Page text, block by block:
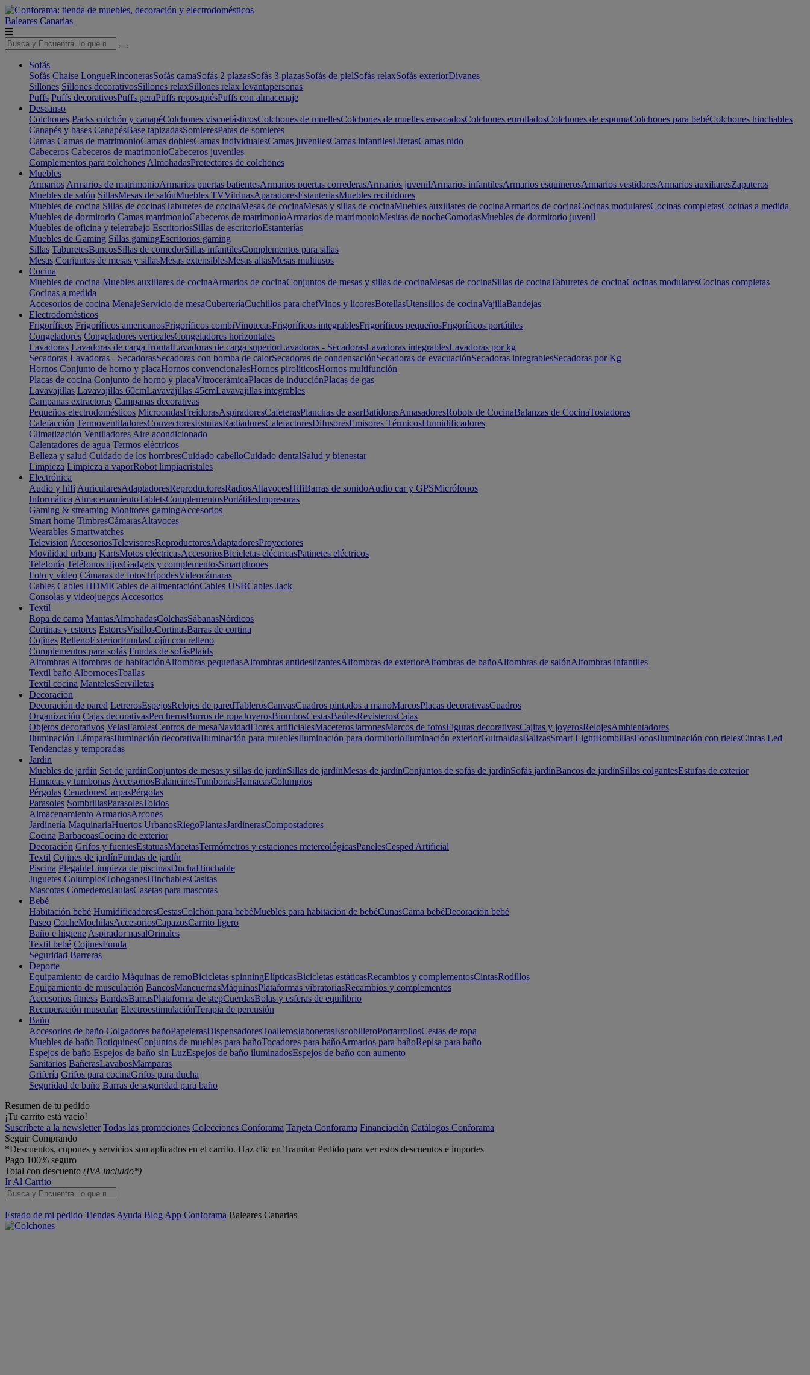
Baleares Canarias
Sofás
Sofás Chaise LongueRinconerasSofás camaSofás 2 plazasSofás 3 plazasSofás de pielSofás relaxSofás exteriorDivanes
Sillones Sillones decorativosSillones relaxSillones relax levantapersonas
Puffs Puffs decorativosPuffs peraPuffs reposapiésPuffs con almacenaje
Descanso
Colchones Packs colchón y canapéColchones viscoelásticosColchones de muellesColchones de muelles ensacadosColchones enrolladosColchones de espumaColchones para bebéColchones hinchables
Canapés y bases CanapésBase tapizadasSomieresPatas de somieres
Camas Camas de matrimonioCamas doblesCamas individualesCamas juvenilesCamas infantilesLiterasCamas nido
Cabeceros Cabeceros de matrimonioCabeceros juveniles
Complementos para colchones AlmohadasProtectores de colchones
Muebles
Armarios Armarios de matrimonioArmarios puertas batientesArmarios puertas correderasArmarios juvenilArmarios infantilesArmarios esquinerosArmarios vestidoresArmarios auxiliaresZapateros
Muebles de salón SillasMesas de salónMuebles TVVitrinasAparadoresEstanteriasMuebles recibidores
Muebles de cocina Sillas de cocinasTaburetes de cocinaMesas de cocinaMesas y sillas de cocinaMuebles auxiliares de cocinaArmarios de cocinaCocinas modularesCocinas completasCocinas a medida
Muebles de dormitorio Camas matrimonioCabeceros de matrimonioArmarios de matrimonioMesitas de nocheComodasMuebles de dormitorio juvenil
Muebles de oficina y teletrabajo EscritoriosSillas de escritorioEstanterías
Muebles de Gaming Sillas gamingEscritorios gaming
Sillas TaburetesBancosSillas de comedorSillas infantilesComplementos para sillas
Mesas Conjuntos de mesas y sillasMesas extensiblesMesas altasMesas multiusos
Cocina
Muebles de cocina Muebles auxiliares de cocinaArmarios de cocinaConjuntos de mesas y sillas de cocinaMesas de cocinaSillas de cocinaTaburetes de cocinaCocinas modularesCocinas completas
Cocinas a medida
Accesorios de cocina MenajeServicio de mesaCuberteríaCuchillos para chefVinos y licoresBotellasUtensilios de cocinaVajillaBandejas
Electrodomésticos
Frigoríficos Frigoríficos americanosFrigoríficos combiVinotecasFrigoríficos integrablesFrigoríficos pequeñosFrigoríficos portátiles
Congeladores Congeladores verticalesCongeladores horizontales
Lavadoras Lavadoras de carga frontalLavadoras de carga superiorLavadoras - SecadorasLavadoras integrablesLavadoras por kg
Secadoras Lavadoras - SecadorasSecadoras con bomba de calorSecadoras de condensaciónSecadoras de evacuaciónSecadoras integrablesSecadoras por Kg
Hornos Conjunto de horno y placaHornos convencionalesHornos pirolíticosHornos multifunción
Placas de cocina Conjunto de horno y placaVitrocerámicaPlacas de inducciónPlacas de gas
Lavavajillas Lavavajillas 60cmLavavajillas 45cmLavavajillas integrables
Campanas extractoras Campanas decorativas
Pequeños electrodomésticos MicroondasFreidorasAspiradoresCafeterasPlanchas de asarBatidorasAmasadoresRobots de CocinaBalanzas de CocinaTostadoras
Calefacción TermoventiladoresConvectoresEstufasRadiadoresCalefactoresDifusoresEmisores TérmicosHumidificadores
Climatización Ventiladores Aire acondicionado
Calentadores de agua Termos eléctricos
Belleza y salud Cuidado de los hombresCuidado cabelloCuidado dentalSalud y bienestar
Limpieza Limpieza a vaporRobot limpiacristales
Electrónica
Audio y hifi AuricularesAdaptadoresReproductoresRadiosAltavocesHifiBarras de sonidoAudio car y GPSMicrófonos
Informática AlmacenamientoTabletsComplementosPortátilesImpresoras
Gaming & streaming Monitores gamingAccesorios
Smart home TimbresCámarasAltavoces
Wearables Smartwatches
Televisión AccesoriosTelevisoresReproductoresAdaptadoresProyectores
Movilidad urbana KartsMotos eléctricasAccesoriosBicicletas eléctricasPatinetes eléctricos
Telefonía Teléfonos fijosGadgets y complementosSmartphones
Foto y vídeo Cámaras de fotosTrípodesVideocámaras
Cables Cables HDMICables de alimentaciónCables USBCables Jack
Consolas y videojuegos Accesorios
Textil
Ropa de cama MantasAlmohadasColchasSábanasNórdicos
Cortinas y estores EstoresVisillosCortinasBarras de cortina
Cojines RellenoExteriorFundasCojín con relleno
Complementos para sofás Fundas de sofásPlaids
Alfombras Alfombras de habitaciónAlfombras pequeñasAlfombras antideslizantesAlfombras de exteriorAlfombras de bañoAlfombras de salónAlfombras infantiles
Textil baño AlbornocesToallas
Textil cocina MantelesServilletas
Decoración
Decoración de pared LetrerosEspejosRelojes de paredTablerosCanvasCuadros pintados a manoMarcosPlacas decorativasCuadros
Organización Cajas decorativasPercherosBurros de ropaJoyerosBiombosCestasBaúlesRevisterosCajas
Objetos decorativos VelasFarolesCentros de mesaNavidadFlores artificialesMaceterosJarronesMarcos de fotosFiguras decorativasCajitas y joyerosRelojesAmbientadores
Iluminación LámparasIluminación decorativaIluminación para mueblesIluminación para dormitorioIluminación exteriorGuirnaldasBalizasSmart LightBombillasFocosIluminación con rielesCintas Led
Tendencias y temporadas
Jardín
Muebles de jardín Set de jardínConjuntos de mesas y sillas de jardínSillas de jardínMesas de jardínConjuntos de sofás de jardínSofás jardínBancos de jardínSillas colgantesEstufas de exterior
Hamacas y tumbonas AccesoriosBalancinesTumbonasHamacasColumpios
Pérgolas CenadoresCarpasPérgolas
Parasoles SombrillasParasolesToldos
Almacenamiento ArmariosArcones
Jardinería MaquinariaHuertos UrbanosRiegoPlantasJardinerasCompostadores
Cocina BarbacoasCocina de exterior
Decoración Grifos y fuentesEstatuasMacetasTermómetros y estaciones metereológicasPanelesCesped Artificial
Textil Cojines de jardínFundas de jardín
Piscina PlegableLimpieza de piscinasDuchaHinchable
Juguetes ColumpiosToboganesHinchablesCasitas
Mascotas ComederosJaulasCasetas para mascotas
Bebé
Habitación bebé HumidificadoresCestasColchón para bebéMuebles para habitación de bebéCunasCama bebéDecoración bebé
Paseo CocheMochilasAccesoriosCapazosCarrito ligero
Baño e higiene Aspirador nasalOrinales
Textil bebé CojinesFunda
Seguridad Barreras
Deporte
Equipamiento de cardio Máquinas de remoBicicletas spinningElípticasBicicletas estáticasRecambios y complementosCintasRodillos
Equipamiento de musculación BancosMancuernasMáquinasPlataformas vibratoriasRecambios y complementos
Accesorios fitness BandasBarrasPlataforma de stepCuerdasBolas y esferas de equilibrio
Recuperación muscular ElectroestimulaciónTerapia de percusión
Baño
Accesorios de baño Colgadores bañoPapelerasDispensadoresToallerosJabonerasEscobilleroPortarrollosCestas de ropa
Muebles de baño BotiquinesConjuntos de muebles para bañoTocadores para bañoArmarios para bañoRepisa para baño
Espejos de baño Espejos de baño sin LuzEspejos de baño iluminadosEspejos de baño con aumento
Sanitarios BañerasLavabosMamparas
Grifería Grifos para cocinaGrifos para ducha
Seguridad de baño Barras de seguridad para baño
Resumen de tu pedido
¡Tu carrito está vacío!
Suscríbete a la newsletter Todas las promociones Colecciones Conforama Tarjeta Conforama Financiación Catálogos Conforama
Seguir Comprando
*Descuentos, cupones y servicios son aplicados en el carrito. Haz clic en Tramitar Pedido para ver estos descuentos e importes
Pago 100% seguro
Total con descuento (IVA incluido*)
Ir Al Carrito
Estado de mi pedido Tiendas Ayuda Blog App Conforama Baleares Canarias